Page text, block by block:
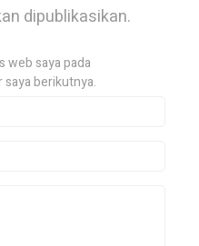
dipublikasikan.
web saya pada
berikutnya.